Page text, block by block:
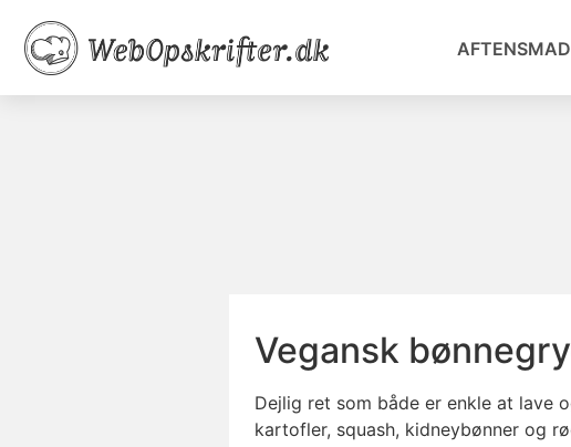
AFTENSMAD
Vegansk
Dejlig ret som både er enkle at lave
kartofler, squash, kidneybønner og